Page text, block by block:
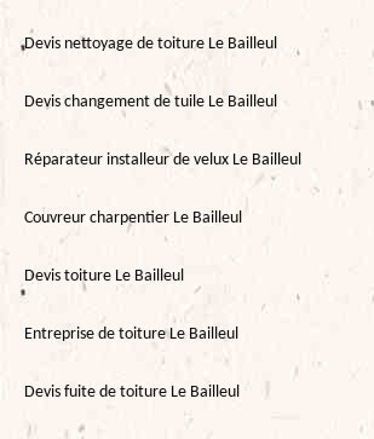
Devis nettoyage de toiture Le Bailleul
Devis changement de tuile Le Bailleul
Réparateur installeur de velux Le Bailleul
Couvreur charpentier Le Bailleul
Devis toiture Le Bailleul
Entreprise de toiture Le Bailleul
Devis fuite de toiture Le Bailleul